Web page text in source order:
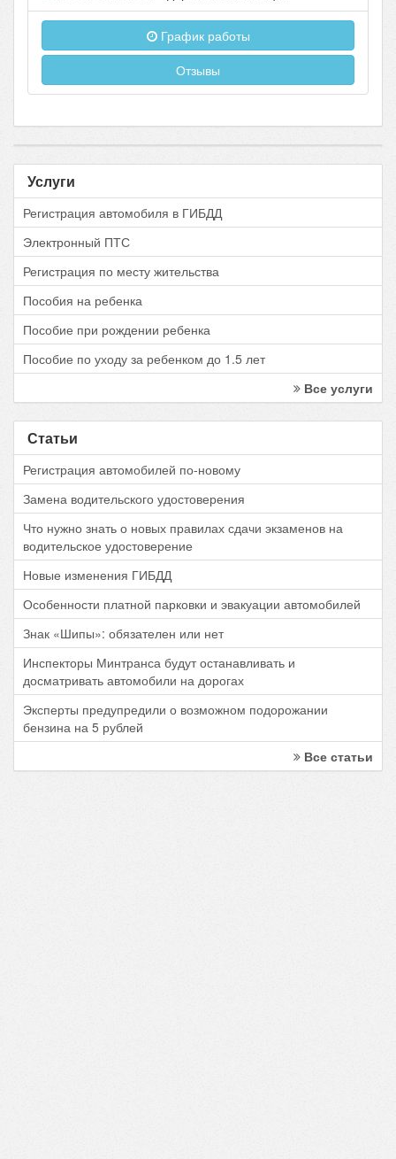
График работы
Отзывы
Услуги
Регистрация автомобиля в ГИБДД
Электронный ПТС
Регистрация по месту жительства
Пособия на ребенка
Пособие при рождении ребенка
Пособие по уходу за ребенком до 1.5 лет
Все услуги
Статьи
Регистрация автомобилей по-новому
Замена водительского удостоверения
Что нужно знать о новых правилах сдачи экзаменов на
водительское удостоверение
Новые изменения ГИБДД
Особенности платной парковки и эвакуации автомобилей
Знак «Шипы»: обязателен или нет
Инспекторы Минтранса будут останавливать и
досматривать автомобили на дорогах
Эксперты предупредили о возможном подорожании
бензина на 5 рублей
Все статьи